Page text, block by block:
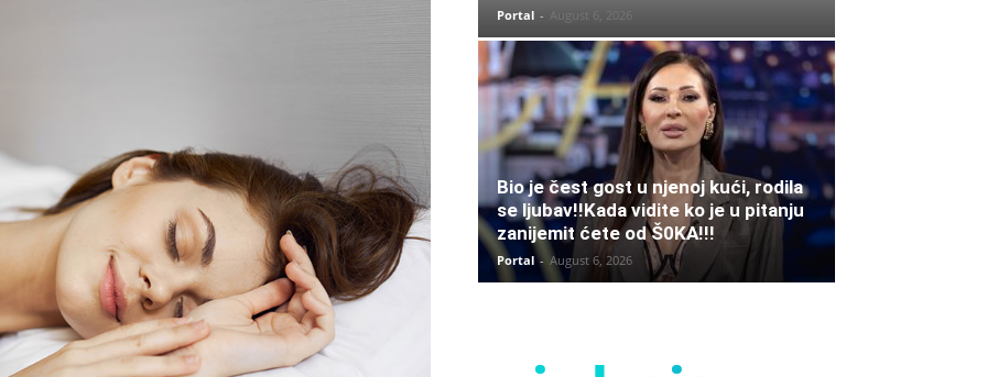
Portal - August 6, 2026
Bio je čest gost u njenoj kući, rodila
se ljubav!!Kada vidite ko je u pitanju
zanijemit ćete od Š0KA!!!
Portal - August 6, 2026